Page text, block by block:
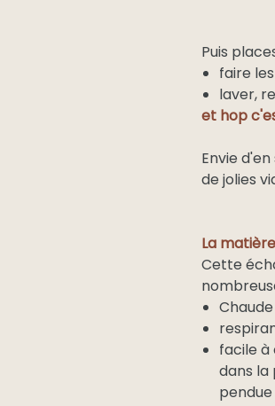
Puis
faire
laver,
et hop
Envie
de jolies
La
Cette
Chaude
facile
dans la